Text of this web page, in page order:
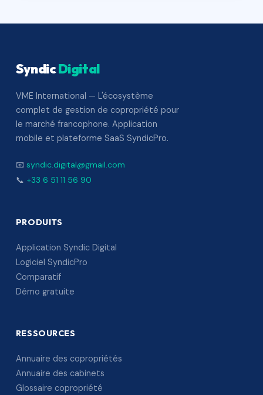
SyndicDigital
VME International — L'écosystème
complet de gestion de copropriété pour
le marché francophone. Application
mobile et plateforme SaaS SyndicPro.
📧 syndic.digital@gmail.com
📞 +33 6 51 11 56 90
PRODUITS
Application Syndic Digital
Logiciel SyndicPro
Comparatif
Démo gratuite
RESSOURCES
Annuaire des copropriétés
Annuaire des cabinets
Glossaire copropriété